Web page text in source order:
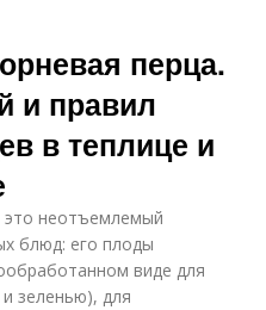
перца.
и правил
в теплице и
это неотъемлемый
блюд: его плоды
виде для
зеленью), для